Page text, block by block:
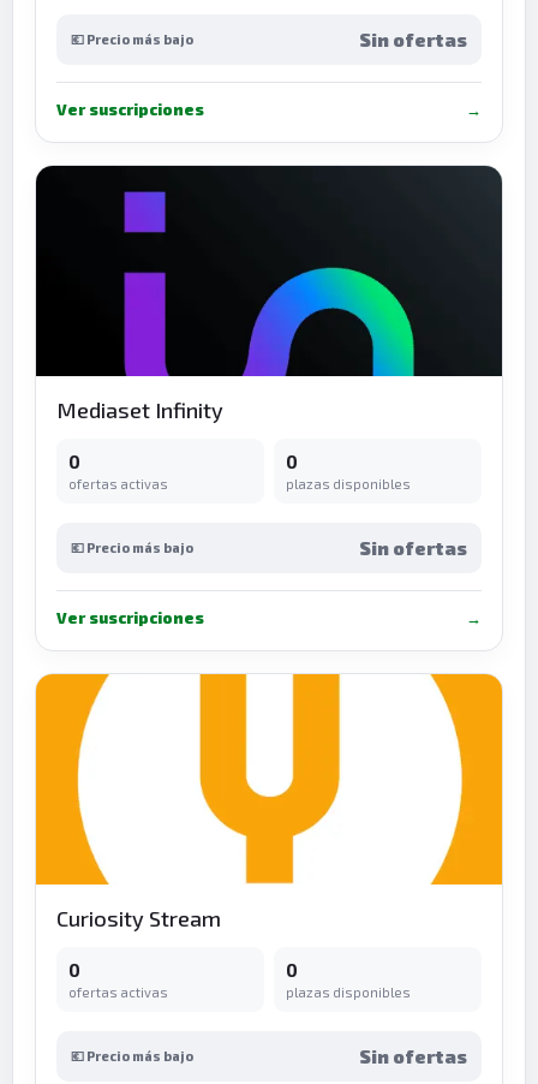
💶 Precio más bajo Sin ofertas
Ver suscripciones →
Mediaset Infinity
0
ofertas activas
0
plazas disponibles
💶 Precio más bajo Sin ofertas
Ver suscripciones →
Curiosity Stream
0
ofertas activas
0
plazas disponibles
💶 Precio más bajo Sin ofertas